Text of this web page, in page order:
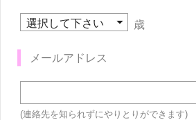
歳
メールアドレス
(連絡先を知られずにやりとりができます)